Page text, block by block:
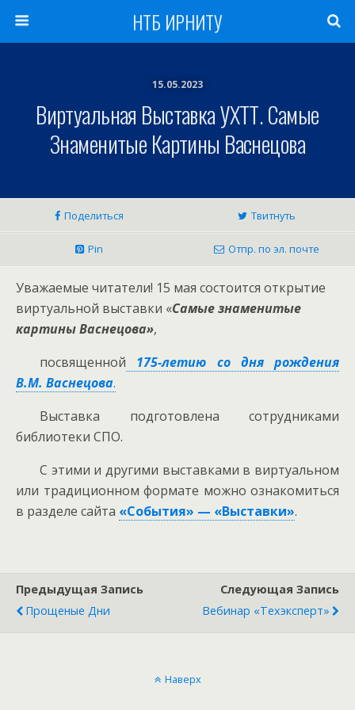
НТБ ИРНИТУ
15.05.2023
Виртуальная Выставка УХТТ. Самые
Знаменитые Картины Васнецова
Поделиться Твитнуть
Pin Отпр. по эл. почте
Уважаемые читатели! 15 мая состоится открытие
виртуальной выставки «Самые знаменитые
картины Васнецова»,
посвященной
175-летию со дня рождения
В.М. Васнецова.
Выставка подготовлена сотрудниками
библиотеки СПО.
С этими и другими выставками в виртуальном
или традиционном формате можно ознакомиться
в разделе сайта «События» — «Выставки».
Предыдущая Запись
Прощеные Дни
Следующая Запись
Вебинар «Техэкcперт»
Наверх